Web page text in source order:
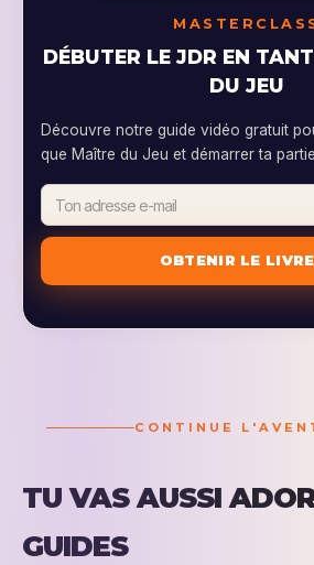
DÉBUTER LE JDR EN
DU JEU
Découvre notre guide vidéo gratuit
que Maître du Jeu et démarrer ta
CONTINUE
TU VAS AUSSI
GUIDES